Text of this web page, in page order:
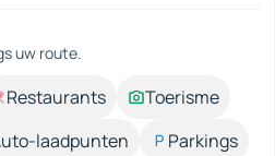
uw route.
Restaurants
Toerisme
laadpunten
Parkings